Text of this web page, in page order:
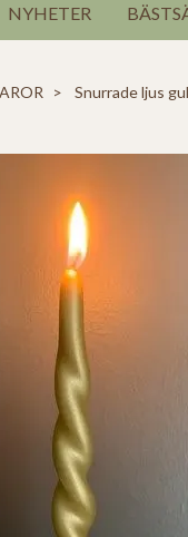
NYHETER
Snurrade ljus